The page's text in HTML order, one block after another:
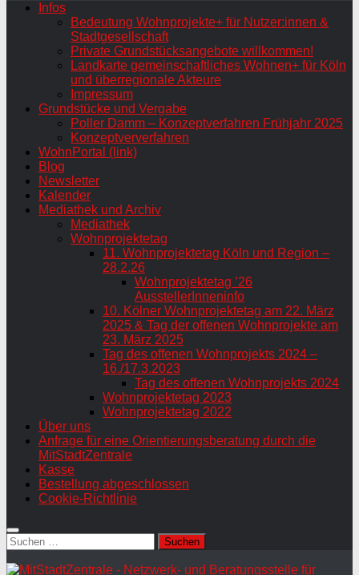
Infos
Bedeutung Wohnprojekte+ für Nutzer:innen &
Stadtgesellschaft
Private Grundstücksangebote willkommen!
Landkarte gemeinschaftliches Wohnen+ für Köln
und überregionale Akteure
Impressum
Grundstücke und Vergabe
Poller Damm – Konzeptverfahren Frühjahr 2025
Konzeptververfahren
WohnPortal (link)
Blog
Newsletter
Kalender
Mediathek und Archiv
Mediathek
Wohnprojektetag
11. Wohnprojektetag Köln und Region –
28.2.26
Wohnprojektetag ’26
AusstellerInneninfo
10. Kölner Wohnprojektetag am 22. März
2025 & Tag der offenen Wohnprojekte am
23. März 2025
Tag des offenen Wohnprojekts 2024 –
16./17.3.2023
Tag des offenen Wohnprojekts 2024
Wohnprojektetag 2023
Wohnprojektetag 2022
Über uns
Anfrage für eine Orientierungsberatung durch die
MitStadtZentrale
Kasse
Bestellung abgeschlossen
Cookie-Richtlinie
Suchen
nach: